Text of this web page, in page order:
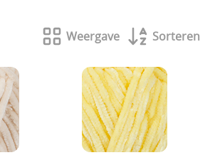
Scrapbook
Weergave Sorteren